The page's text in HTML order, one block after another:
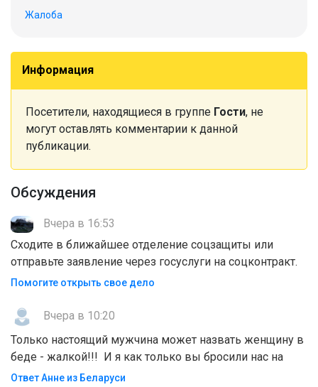
Жалоба
Информация
Посетители, находящиеся в группе Гости, не
могут оставлять комментарии к данной
публикации.
Обсуждения
Вчера в 16:53
Сходите в ближайшее отделение соцзащиты или
отправьте заявление через госуслуги на соцконтракт.
Помогите открыть свое дело
Вчера в 10:20
Только настоящий мужчина может назвать женщину в
беде - жалкой!!! И я как только вы бросили нас на
Ответ Анне из Беларуси